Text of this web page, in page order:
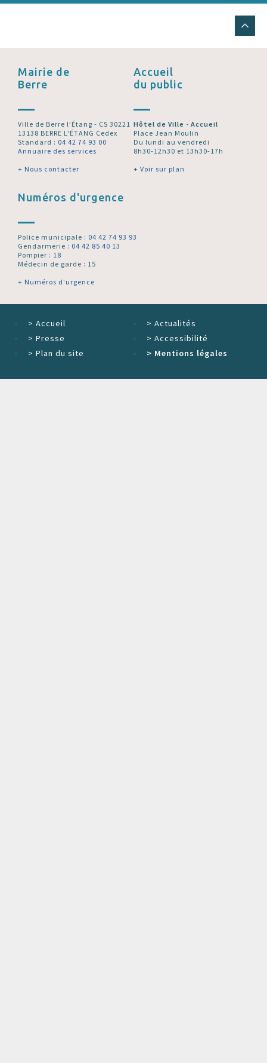
Mairie de
Berre
Ville de Berre l’Étang - CS 30221
13138 BERRE L'ÉTANG Cedex
Standard : 04 42 74 93 00
Annuaire des services
+ Nous contacter
Accueil
du public
Hôtel de Ville - Accueil
Place Jean Moulin
Du lundi au vendredi
8h30-12h30 et 13h30-17h
+ Voir sur plan
Numéros d'urgence
Police municipale : 04 42 74 93 93
Gendarmerie : 04 42 85 40 13
Pompier : 18
Médecin de garde : 15
+ Numéros d'urgence
> Accueil > Actualités
> Presse > Accessibilité
> Plan du site > Mentions légales